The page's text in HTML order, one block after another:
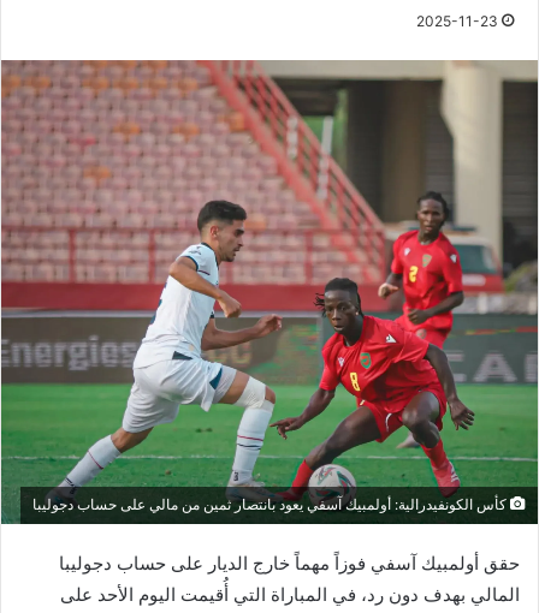
2025-11-23
كأس الكونفيدرالية: أولمبيك آسفي يعود بانتصار ثمين من مالي على حساب دجوليبا
حقق أولمبيك آسفي فوزاً مهماً خارج الديار على حساب دجوليبا
المالي بهدف دون رد، في المباراة التي أُقيمت اليوم الأحد على